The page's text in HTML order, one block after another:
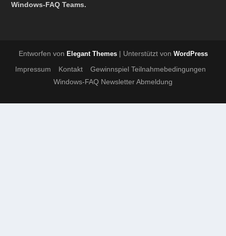
Windows-FAQ Teams.
Entworfen von Elegant Themes| Unterstützt von WordPress
Impressum Kontakt
Gewinnspiel Teilnahmebedingungen
Windows-FAQ Newsletter Abmeldung